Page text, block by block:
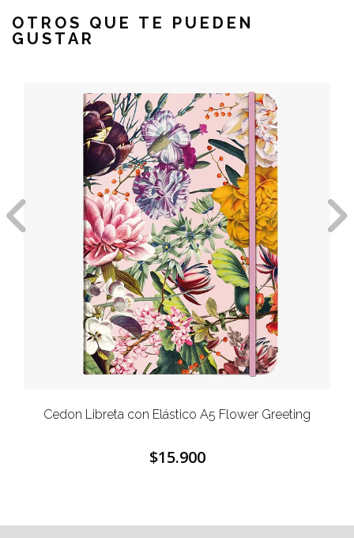
OTROS QUE TE PUEDEN
GUSTAR
Cedon Libreta con Elástico A5 Flower Greeting
$15.900